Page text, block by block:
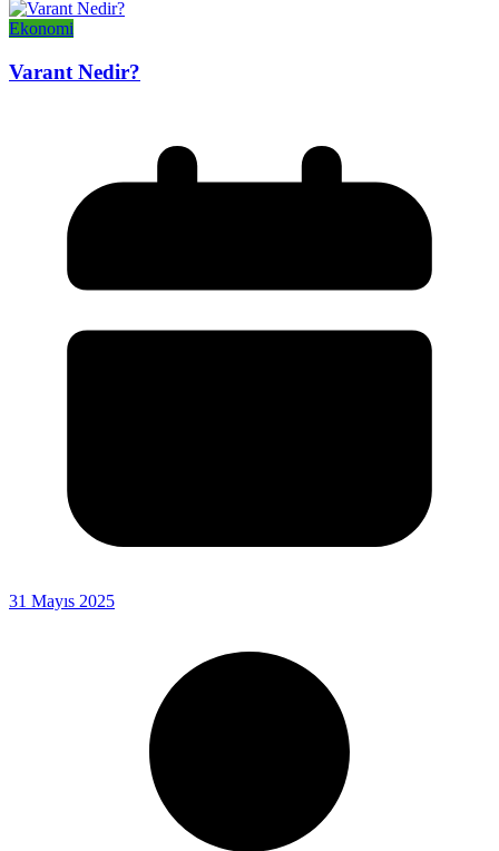
Ekonomi
Varant Nedir?
31 Mayıs 2025